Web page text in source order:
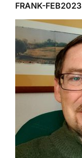
FRANK-FEB2023